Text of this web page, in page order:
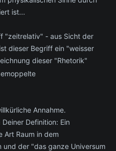
ist...
"zeitrelativ" - aus Sicht der
dieser Begriff ein "weisser
dieser "Rhetorik"
Annahme.
Definition: Ein
Art Raum in dem
der "das ganze Universum